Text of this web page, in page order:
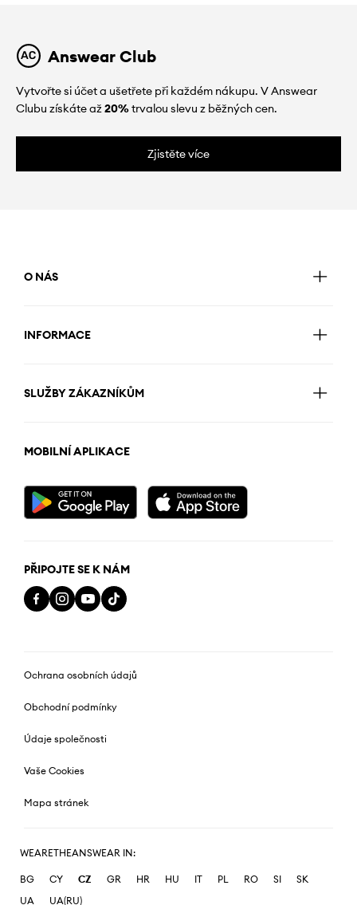
Answear Club
Vytvořte si účet a ušetřete při každém nákupu. V Answear
Clubu získáte až20%trvalou slevu z běžných cen.
Zjistěte více
O NÁS
INFORMACE
SLUŽBY ZÁKAZNÍKŮM
MOBILNÍ APLIKACE
PŘIPOJTE SE K NÁM
Ochrana osobních údajů
Obchodní podmínky
Údaje společnosti
Vaše Cookies
Mapa stránek
WEARETHEANSWEAR IN:
BG CY CZ GR HR HU IT PL RO SI
SK
UA
UA(RU)